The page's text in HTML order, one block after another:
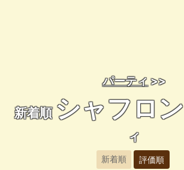
パーティ >>
新着順 シャフロン
ィ
新着順 評価順